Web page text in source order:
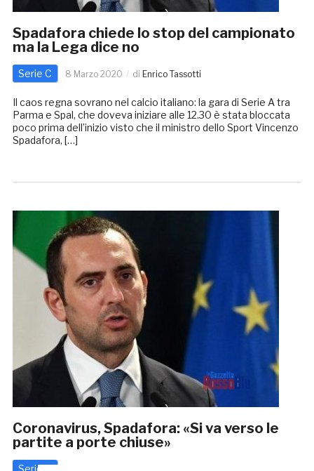
Spadafora chiede lo stop del campionato
ma la Lega dice no
Serie C 8 Marzo 2020 di Enrico Tassotti
Il caos regna sovrano nel calcio italiano: la gara di Serie A tra
Parma e Spal, che doveva iniziare alle 12.30 è stata bloccata
poco prima dell’inizio visto che il ministro dello Sport Vincenzo
Spadafora, […]
Coronavirus, Spadafora: «Si va verso le
partite a porte chiuse»